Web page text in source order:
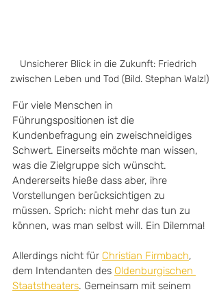
Unsicherer Blick in die Zukunft: Friedrich
zwischen Leben und Tod (Bild. Stephan Walzl)
Für viele Menschen in
Führungspositionen ist die
Kundenbefragung ein zweischneidiges
Schwert. Einerseits möchte man wissen,
was die Zielgruppe sich wünscht.
Andererseits hieße dass aber, ihre
Vorstellungen berücksichtigen zu
müssen. Sprich: nicht mehr das tun zu
können, was man selbst will. Ein Dilemma!
Allerdings nicht für Christian Firmbach,
dem Intendanten des Oldenburgischen
Staatstheaters. Gemeinsam mit seinem